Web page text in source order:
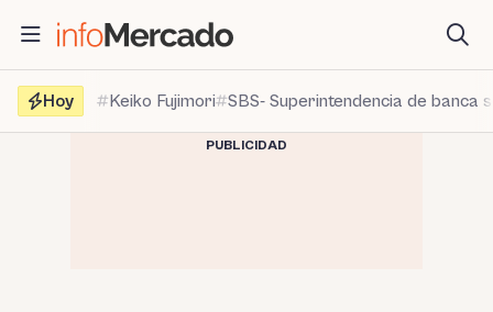
contenido
Hoy
Keiko Fujimori SBS- Superintendencia de banca
PUBLICIDAD